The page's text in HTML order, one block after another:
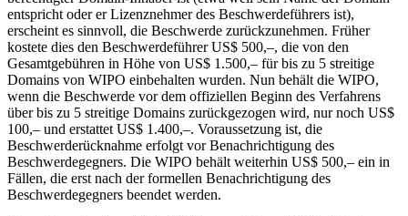
entspricht oder er Lizenznehmer des Beschwerdeführers ist),
erscheint es sinnvoll, die Beschwerde zurückzunehmen. Früher
kostete dies den Beschwerdeführer US$ 500,–, die von den
Gesamtgebühren in Höhe von US$ 1.500,– für bis zu 5 streitige
Domains von WIPO einbehalten wurden. Nun behält die WIPO,
wenn die Beschwerde vor dem offiziellen Beginn des Verfahrens
über bis zu 5 streitige Domains zurückgezogen wird, nur noch US$
100,– und erstattet US$ 1.400,–. Voraussetzung ist, die
Beschwerderücknahme erfolgt vor Benachrichtigung des
Beschwerdegegners. Die WIPO behält weiterhin US$ 500,– ein in
Fällen, die erst nach der formellen Benachrichtigung des
Beschwerdegegners beendet werden.